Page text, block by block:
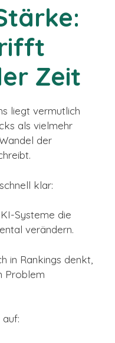
Zeit
liegt vermutlich
als vielmehr
der
klar:
Systeme die
verändern.
in Rankings denkt,
Problem